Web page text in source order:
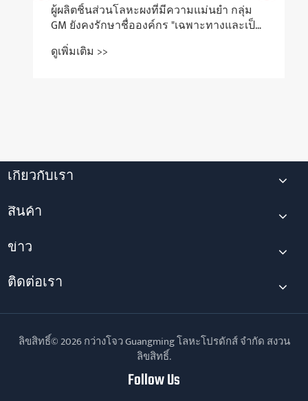
ผู้ผลิตชิ้นส่วนโลหะผงที่มีความแม่นยำ กลุ่ม
GM ยังคงรักษาชื่อองค์กร "เฉพาะทางและเป็น
นวัตกรรม" ของจังหวัดไว้
ดูเพิ่มเติม >>
เกี่ยวกับเรา
สินค้า
ข่าว
ติดต่อเรา
ลิขสิทธิ์© 2026 กว่างโจว Guangming โลหะโปรดักส์ จำกัด สงวน
ลิขสิทธิ์.
Follow Us